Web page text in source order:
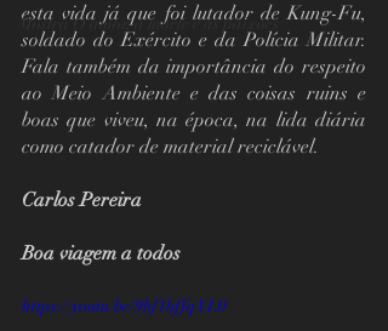
Mostra O amor, a morte e as paixões
esta vida já que foi lutador de Kung-Fu,
soldado do Exército e da Polícia Militar.
Fala também da importância do respeito
ao Meio Ambiente e das coisas ruins e
boas que viveu, na época, na lida diária
como catador de material reciclável.
Carlos Pereira
Boa viagem a todos
https://youtu.be/9bf1bffqYL0